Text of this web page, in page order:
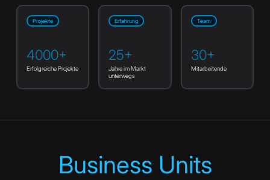
Projekte
4000+
Erfolgreiche Projekte
Erfahrung
25+
Jahre im Markt
unterwegs
Team
30+
Mitarbeitende
Business Units